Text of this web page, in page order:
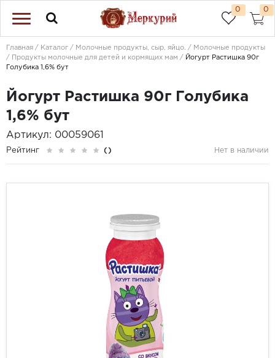
0 0
Главная Каталог Молочные продукты, сыр, яйцо.
Молочные продукты
Продукты молочные для детей и кормящих мам
Йогурт Растишка 90г
Голубика 1,6% бут
Йогурт Растишка 90г Голубика
1,6% бут
Артикул: 00059061
Рейтинг () Нет в наличии